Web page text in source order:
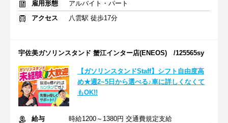
雇用形態
アルバイト・パート
アクセス
八雲駅 徒歩17分
宇佐美ガソリンスタンド 蟹江インター店(ENEOS) /125565sy
【ガソリンスタンドStaff】シフト自由度高
め★週2~5日から選べる♪車に詳しくなくて
もOK!!
給与
時給1200～1380円 交通費規定支給